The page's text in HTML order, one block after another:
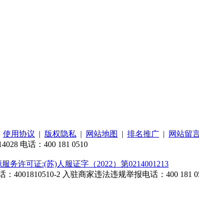
使用协议 | 版权隐私 | 网站地图 | 排名推广 | 网站留
电话：400 181 0510
服务许可证:(苏)人服证字（2022）第0214001213
：4001810510-2 入驻商家违法违规举报电话：400 181